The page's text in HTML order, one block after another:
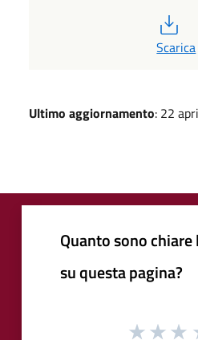
PDF
Scarica
Ultimo aggiornamento: 22
Quanto sono
su questa pagina?